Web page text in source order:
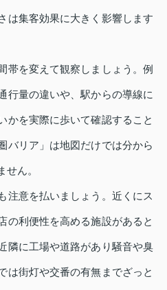
は集客効果に大きく影響します
帯を変えて観察しましょう。例
行量の違いや、駅からの導線に
かを実際に歩いて確認すること
バリア」は地図だけでは分から
ん。
注意を払いましょう。近くにス
の利便性を高める施設があると
隣に工場や道路があり騒音や臭
は街灯や交番の有無までざっと